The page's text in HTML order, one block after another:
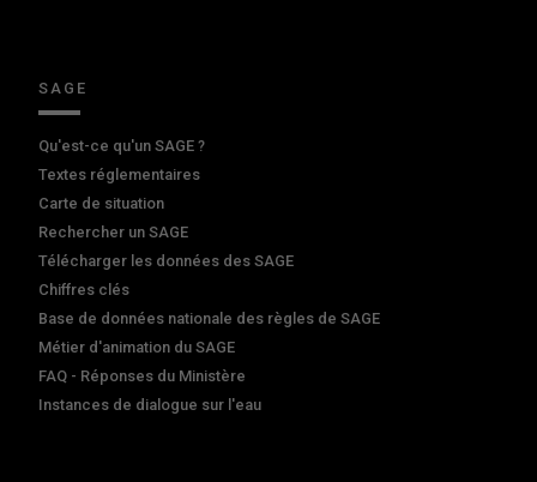
SAGE
Qu'est-ce qu'un SAGE ?
Textes réglementaires
Carte de situation
Rechercher un SAGE
Télécharger les données des SAGE
Chiffres clés
Base de données nationale des règles de SAGE
Métier d'animation du SAGE
FAQ - Réponses du Ministère
Instances de dialogue sur l'eau